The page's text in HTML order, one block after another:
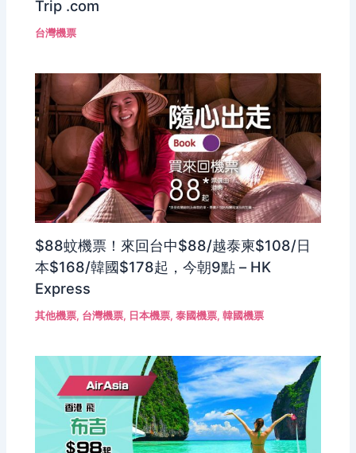
Trip .com
台灣機票
$88蚊機票！來回台中$88/越泰柬$108/日
本$168/韓國$178起，今朝9點 – HK
Express
其他機票, 台灣機票, 日本機票,泰國機票,韓國機票